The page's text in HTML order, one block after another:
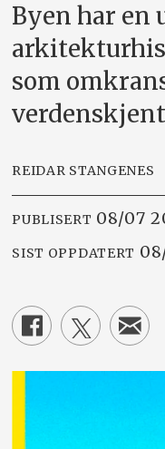
Byen har en
som
REIDAR STANGENES
PUBLISERT 08/07
SIST OPPDATERT